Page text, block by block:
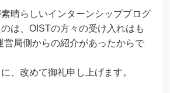
晴らしいインターンシッププログ
は、OISTの方々の受け入れはも
営局側からの紹介があったからで
、改めて御礼申し上げます。